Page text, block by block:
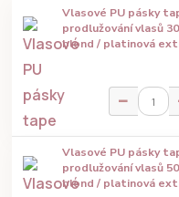
Vlasové PU pásky
prodlužování vlasů
blond / platinová
Vlasové PU pásky
prodlužování vlasů
blond / platinová